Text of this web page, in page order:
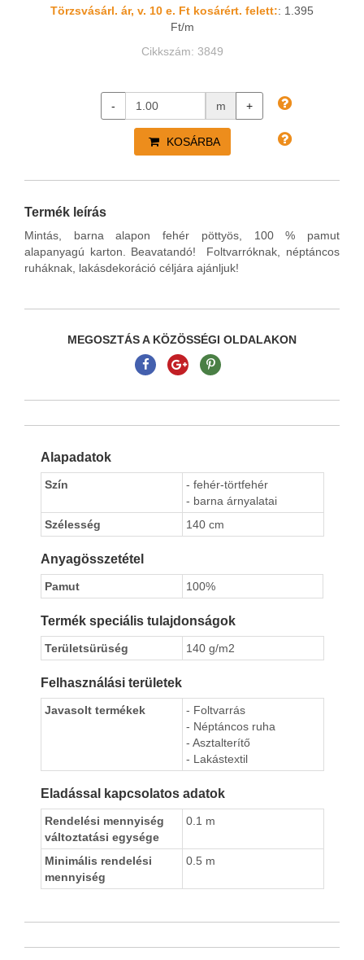
Törzsvásárl. ár, v. 10 e. Ft kosárért. felett:: 1.395
Ft/m
Cikkszám: 3849
- m +
KOSÁRBA
Termék leírás
Mintás, barna alapon fehér pöttyös, 100 % pamut
alapanyagú karton. Beavatandó! Foltvarróknak, néptáncos
ruháknak, lakásdekoráció céljára ajánljuk!
MEGOSZTÁS A KÖZÖSSÉGI OLDALAKON
Alapadatok
Szín
- fehér-törtfehér
- barna árnyalatai
Szélesség
140 cm
Anyagösszetétel
Pamut 100%
Termék speciális tulajdonságok
Területsürüség 140 g/m2
Felhasználási területek
Javasolt termékek
- Foltvarrás
- Néptáncos ruha
- Asztalterítő
- Lakástextil
Eladással kapcsolatos adatok
Rendelési mennyiség
változtatási egysége
0.1 m
Minimális rendelési
mennyiség
0.5 m